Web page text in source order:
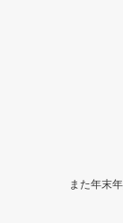
また年末